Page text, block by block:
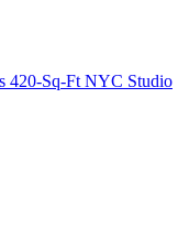
420-Sq-Ft NYC Studio